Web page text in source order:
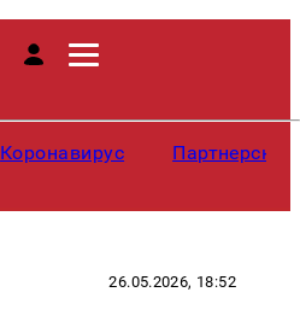
Коронавирус
26.05.2026, 18:52